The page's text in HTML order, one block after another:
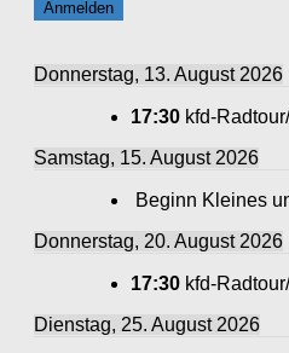
Donnerstag, 13. August 2026
17:30 kfd-
Samstag, 15. August 2026
Beginn Kleines
Donnerstag, 20. August 2026
17:30 kfd-
Dienstag, 25. August 2026